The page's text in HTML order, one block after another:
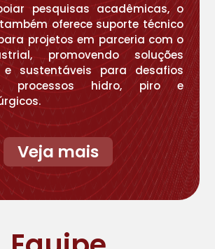
pesquisas acadêmicas, o
oferece suporte técnico
projetos em parceria com o
promovendo soluções
e sustentáveis para desafios
processos hidro, piro e
Veja mais